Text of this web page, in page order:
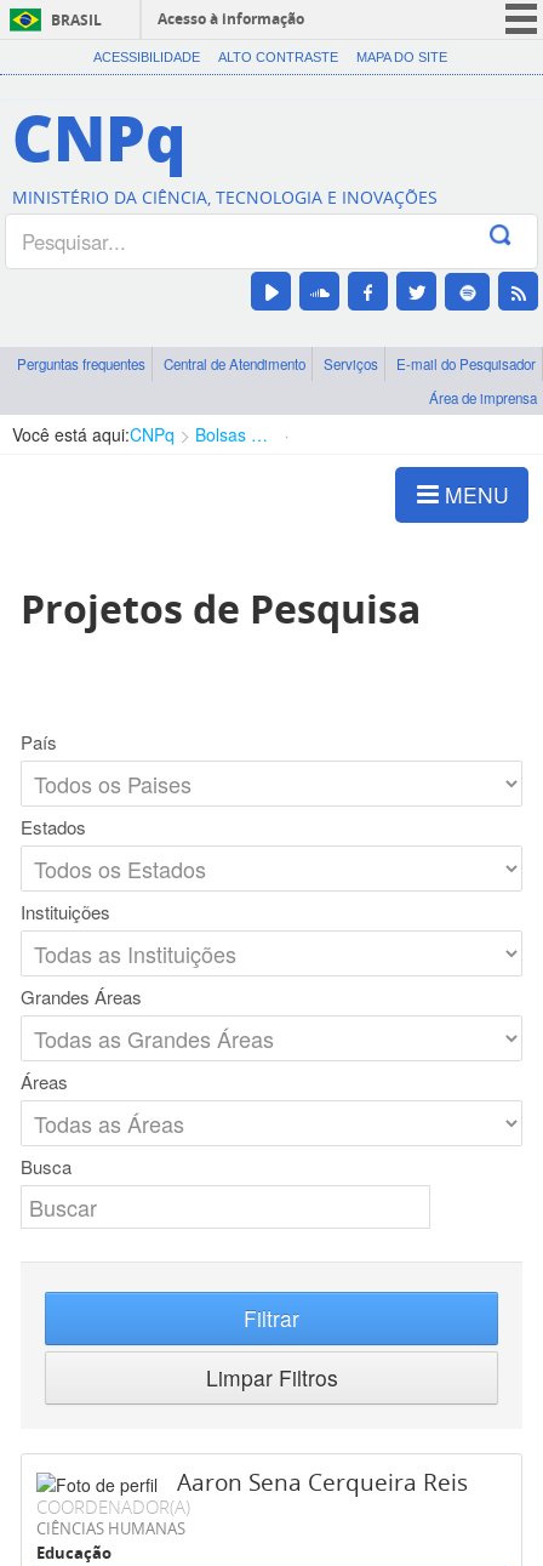
BRASIL
Acesso à informação
CORONAVÍRUS (COVID-19)
Canais
ACESSIBILIDADE ALTO CONTRASTE MAPA DO SITE
CNPq
MINISTÉRIO DA CIÊNCIA, TECNOLOGIA E INOVAÇÕES
Perguntas frequentes Central de Atendimento Serviços
E-mail do Pesquisador
Área de imprensa
Você está aqui:CNPq Bolsas e Auxílios Vigentes
MENU
Projetos de Pesquisa
País
Estados
Instituições
Grandes Áreas
Áreas
Busca
Filtrar
Limpar Filtros
Aaron Sena Cerqueira Reis
COORDENADOR(A)
CIÊNCIAS HUMANAS
Educação